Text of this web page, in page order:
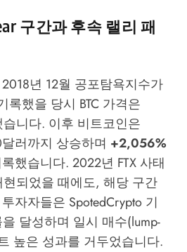
구간과 후속 랠리 패
년 12월 공포탐욕지수가
록했을 당시 BTC 가격은
니다. 이후 비트코인은
러까지 상승하며 +2,056%
했습니다. 2022년 FTX 사태
현되었을 때에도, 해당 구간
자자들은 SpotedCrypto기
달성하며 일시 매수(lump-
높은 성과를 거두었습니다.